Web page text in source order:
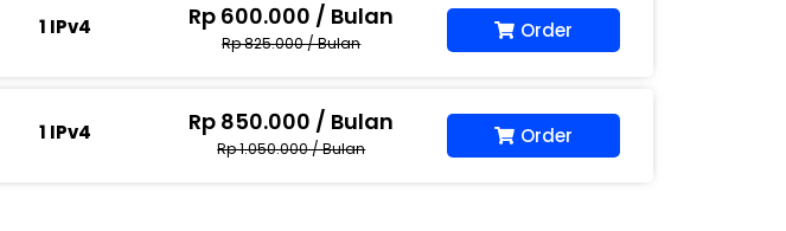
1 IPv4 Rp 600.000 / Bulan
Rp 825.000 / Bulan
Order
1 IPv4 Rp 850.000 / Bulan
Rp 1.050.000 / Bulan
Order